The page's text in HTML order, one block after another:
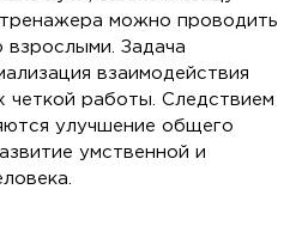
можно проводить
взрослыми. Задача
взаимодействия
четкой работы. Следствием
улучшение общего
умственной и